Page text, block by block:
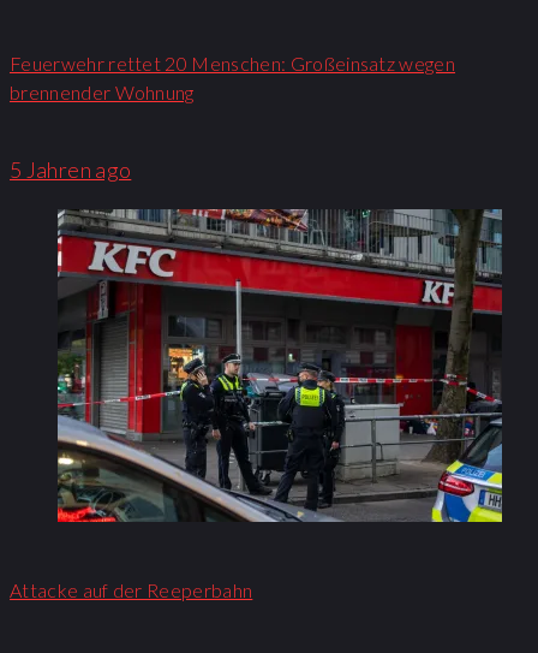
Feuerwehr rettet 20 Menschen: Großeinsatz wegen
brennender Wohnung​
5 Jahren ago
Attacke auf der Reeperbahn